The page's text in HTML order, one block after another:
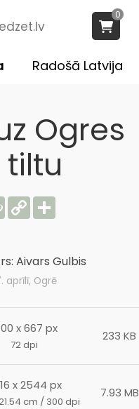
0
Radošā Latvija
Ogres
Draugiem
Copy
Link
Share
Aivars Gulbis
aprīlī, Ogrē
x 667 px
72 dpi
233 KB
x 2544 px
cm / 300 dpi
7.93 MB